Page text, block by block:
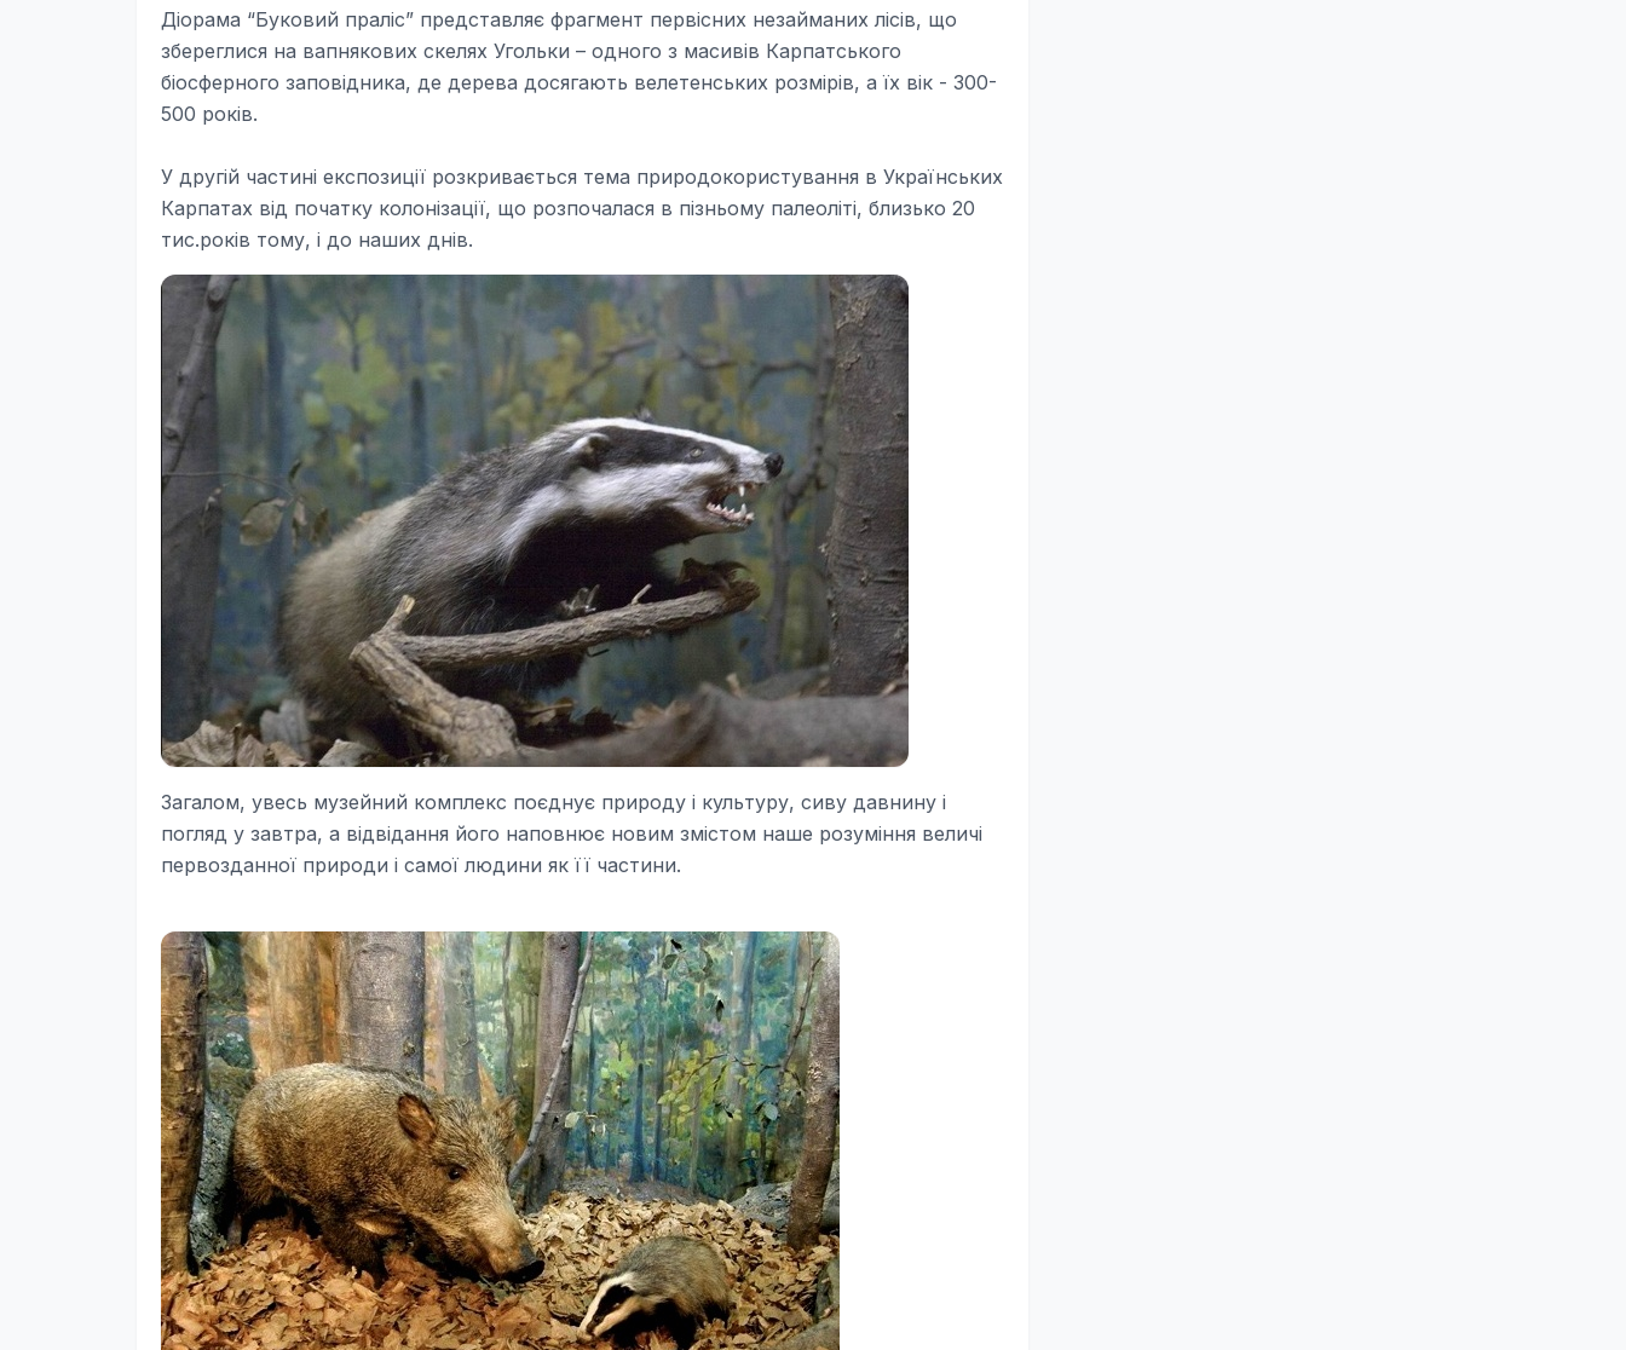
Діорама “Буковий праліс” представляє фрагмент первісних незайманих лісів, що
збереглися на вапнякових скелях Угольки – одного з масивів Карпатського
біосферного заповідника, де дерева досягають велетенських розмірів, а їх вік - 300-
500 років.
У другій частині експозиції розкривається тема природокористування в Українських
Карпатах від початку колонізації, що розпочалася в пізньому палеоліті, близько 20
тис.років тому, і до наших днів.
Загалом, увесь музейний комплекс поєднує природу і культуру, сиву давнину і
погляд у завтра, а відвідання його наповнює новим змістом наше розуміння величі
первозданної природи і самої людини як її частини.